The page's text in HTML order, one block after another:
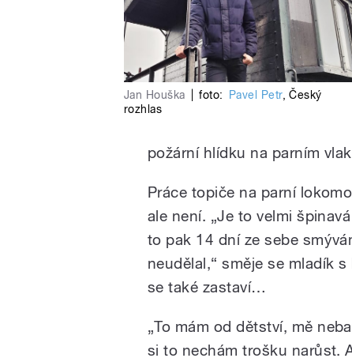
Jan Houška foto: Pavel Petr,Český
rozhlas
požární hlídku na parním
Práce topiče na parní
ale není. „Je to velmi
to pak 14 dní ze sebe
neudělal,“ směje se mladík
se také zastaví…
„To mám od dětství, mě
si to nechám trošku narůst.